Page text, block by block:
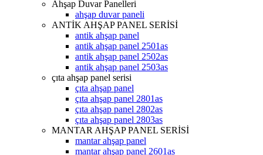
Ahşap Duvar Panelleri
ahşap duvar paneli
ANTİK AHŞAP PANEL SERİSİ
antik ahşap panel
antik ahşap panel 2501as
antik ahşap panel 2502as
antik ahşap panel 2503as
çıta ahşap panel serisi
çıta ahşap panel
çıta ahşap panel 2801as
çıta ahşap panel 2802as
çıta ahşap panel 2803as
MANTAR AHŞAP PANEL SERİSİ
mantar ahşap panel
mantar ahşap panel 2601as